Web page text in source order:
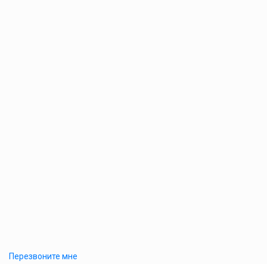
Перезвоните мне